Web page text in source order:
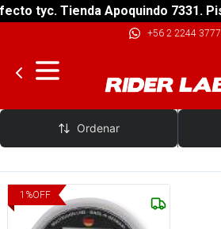
tyc. Tienda Apoquindo 7331.
+56 2 2244 3777
RXR
Ordenar
1 %OFF